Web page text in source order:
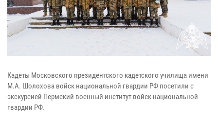
Кадеты Московского президентского кадетского училища имени
М.А. Шолохова войск национальной гвардии РФ посетили с
экскурсией Пермский военный институт войск национальной
гвардии РФ.